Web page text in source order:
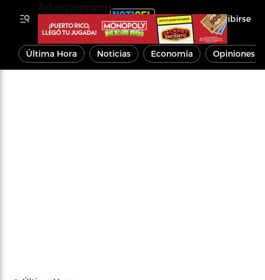
Inscribirse
Última Hora Noticias Economía Opiniones
Advertisements